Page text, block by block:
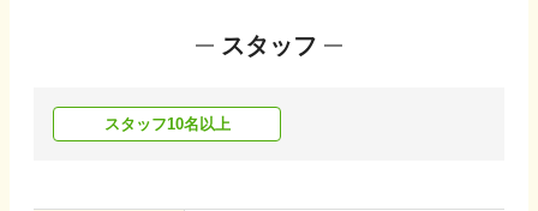
スタッフ
スタッフ10名以上